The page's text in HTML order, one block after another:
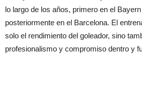
lo largo de los años, primero en el
posteriormente en el Barcelona. El
solo el rendimiento del goleador, sino
profesionalismo y compromiso dentro y